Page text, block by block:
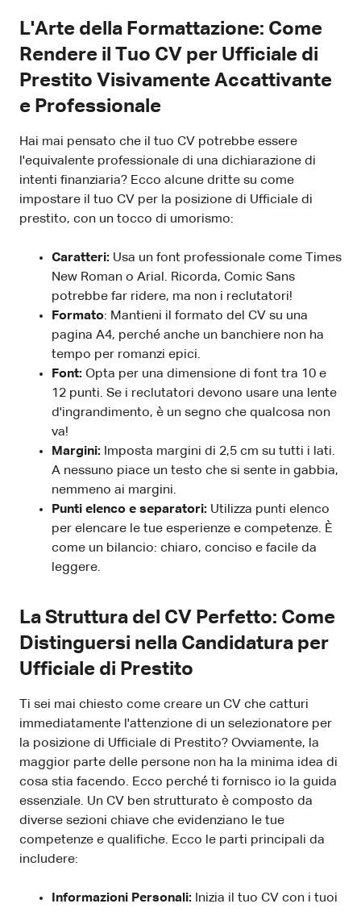
L'Arte della Formattazione: Come
Rendere il Tuo CV per Ufficiale di
Prestito Visivamente Accattivante
e Professionale
Hai mai pensato che il tuo CV potrebbe essere
l'equivalente professionale di una dichiarazione di
intenti finanziaria? Ecco alcune dritte su come
impostare il tuo CV per la posizione di Ufficiale di
prestito, con un tocco di umorismo:
Caratteri: Usa un font professionale come Times
New Roman o Arial. Ricorda, Comic Sans
potrebbe far ridere, ma non i reclutatori!
Formato: Mantieni il formato del CV su una
pagina A4, perché anche un banchiere non ha
tempo per romanzi epici.
Font: Opta per una dimensione di font tra 10 e
12 punti. Se i reclutatori devono usare una lente
d'ingrandimento, è un segno che qualcosa non
va!
Margini: Imposta margini di 2,5 cm su tutti i lati.
A nessuno piace un testo che si sente in gabbia,
nemmeno ai margini.
Punti elenco e separatori: Utilizza punti elenco
per elencare le tue esperienze e competenze. È
come un bilancio: chiaro, conciso e facile da
leggere.
La Struttura del CV Perfetto: Come
Distinguersi nella Candidatura per
Ufficiale di Prestito
Ti sei mai chiesto come creare un CV che catturi
immediatamente l'attenzione di un selezionatore per
la posizione di Ufficiale di Prestito? Ovviamente, la
maggior parte delle persone non ha la minima idea di
cosa stia facendo. Ecco perché ti fornisco io la guida
essenziale. Un CV ben strutturato è composto da
diverse sezioni chiave che evidenziano le tue
competenze e qualifiche. Ecco le parti principali da
includere:
Informazioni Personali: Inizia il tuo CV con i tuoi